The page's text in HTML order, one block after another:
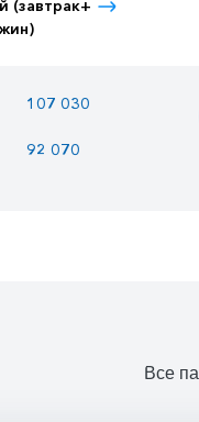
(завтрак+
107 030
92 070